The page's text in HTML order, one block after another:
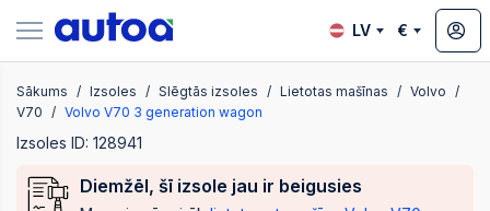
LV €
Sākums Izsoles Slēgtās izsoles Lietotas mašīnas
Volvo
V70
Volvo V70 3 generation wagon
Izsoles ID: 128941
Diemžēl, šī izsole jau ir beigusies